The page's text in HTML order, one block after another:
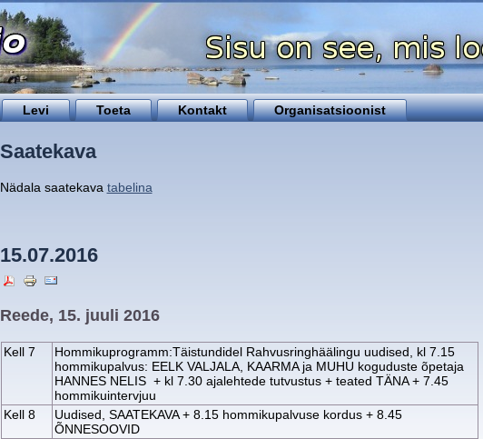
Levi Toeta Kontakt Organisatsioonist
Saatekava
Nädala saatekava tabelina
15.07.2016
Reede, 15. juuli 2016
Kell 7
Hommikuprogramm:Täistundidel Rahvusringhäälingu uudised, kl 7.15
hommikupalvus: EELK VALJALA, KAARMA ja MUHU koguduste õpetaja
HANNES NELIS + kl 7.30 ajalehtede tutvustus + teated TÄNA + 7.45
hommikuintervjuu
Kell 8
Uudised, SAATEKAVA + 8.15 hommikupalvuse kordus + 8.45
ÕNNESOOVID